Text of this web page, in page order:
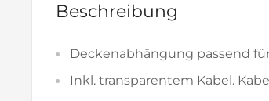
Beschreibung
Deckenabhängung passend
Inkl. transparentem Kabel.